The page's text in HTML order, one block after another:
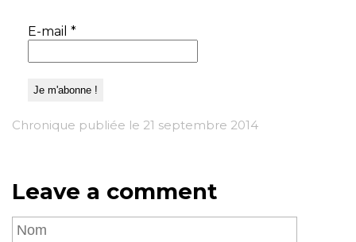
E-mail *
Chronique publiée le 21 septembre 2014
Leave a comment